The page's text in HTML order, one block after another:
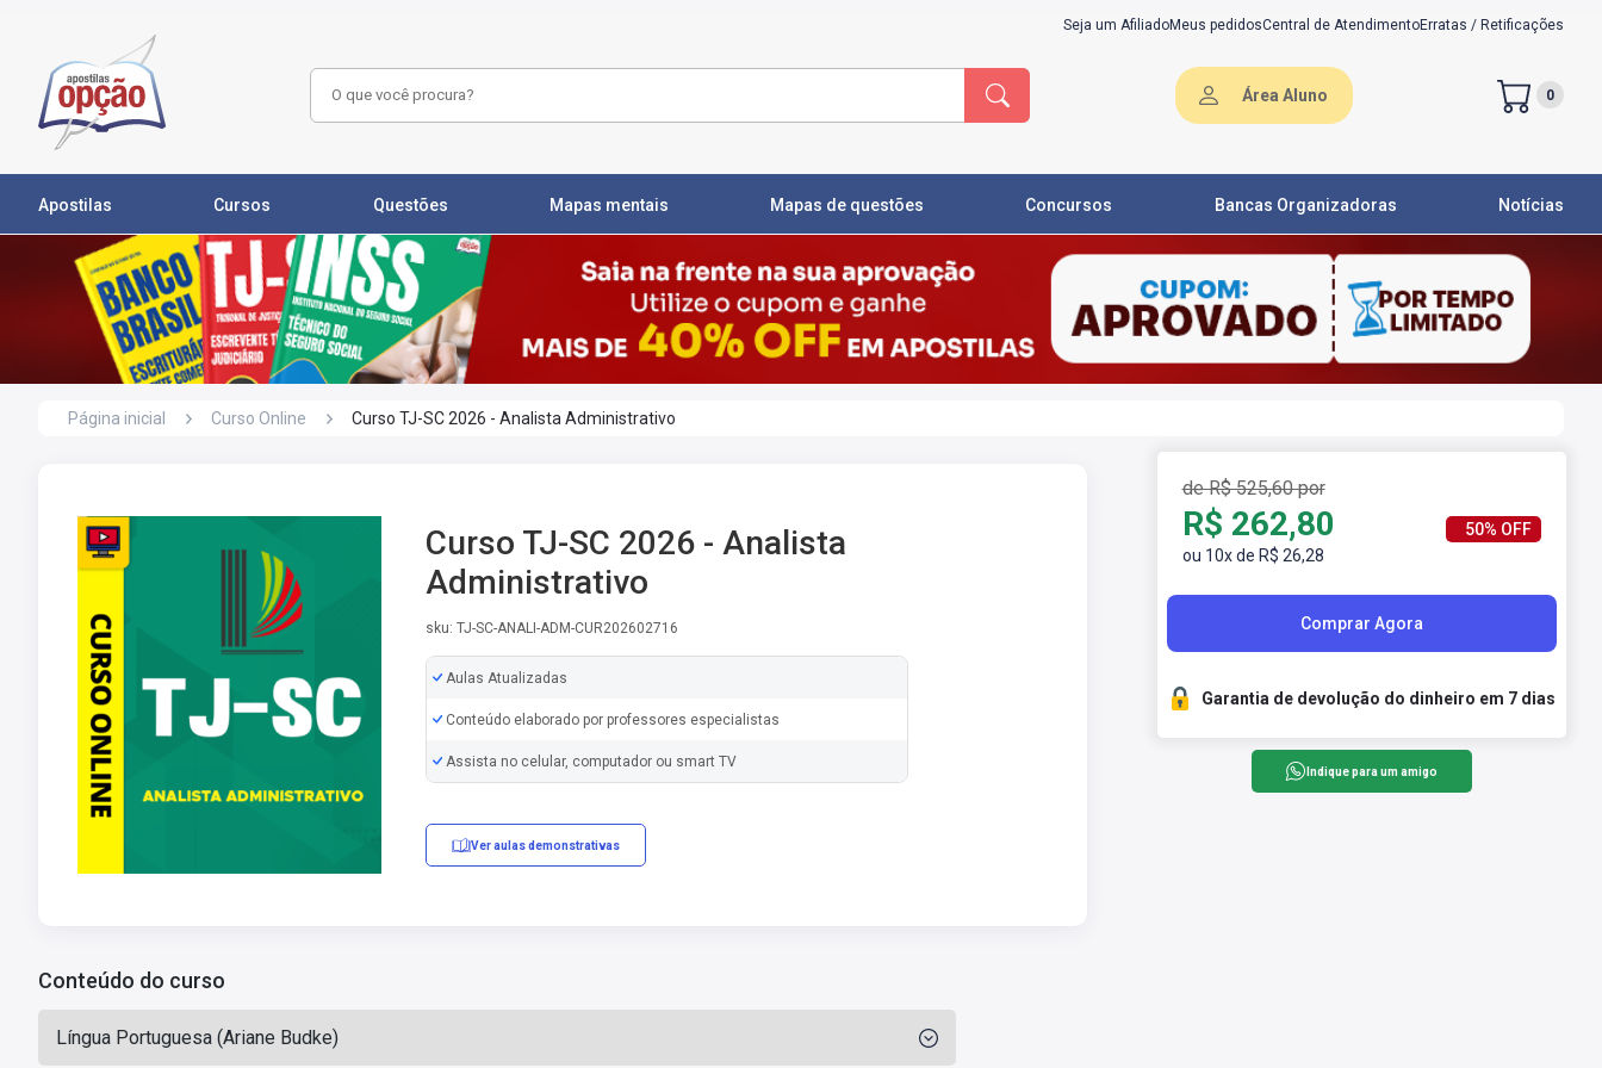
Seja um AfiliadoMeus pedidosCentral de AtendimentoErratas / Retificações
Área Aluno 0
Apostilas Cursos Questões Mapas mentais Mapas de questões Concursos Bancas Organizadoras Notícias
Página inicial Curso Online Curso TJ-SC 2026 - Analista Administrativo
Curso TJ-SC 2026 - Analista
Administrativo
sku: TJ-SC-ANALI-ADM-CUR202602716
Aulas Atualizadas
Conteúdo elaborado por professores especialistas
Assista no celular, computador ou smart TV
Ver aulas demonstrativas
Conteúdo do curso
Língua Portuguesa (Ariane Budke)
de R$ 525,60 por
R$ 262,80
ou 10x de R$ 26,28
50% OFF
Comprar Agora
Garantia de devolução do dinheiro em 7 dias
Indique para um amigo